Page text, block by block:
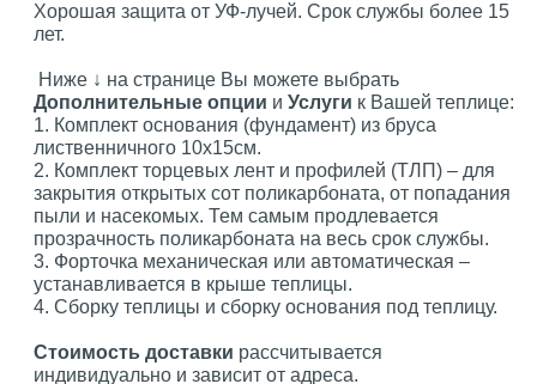
Хорошая защита от УФ-лучей. Срок службы более 15
лет.
Ниже ↓ на странице Вы можете выбрать
Дополнительные опции и Услуги к Вашей теплице:
1. Комплект основания (фундамент) из бруса
лиственничного 10х15см.
2. Комплект торцевых лент и профилей (ТЛП) – для
закрытия открытых сот поликарбоната, от попадания
пыли и насекомых. Тем самым продлевается
прозрачность поликарбоната на весь срок службы.
3. Форточка механическая или автоматическая –
устанавливается в крыше теплицы.
4. Сборку теплицы и сборку основания под теплицу.
Стоимость доставки рассчитывается
индивидуально и зависит от адреса.